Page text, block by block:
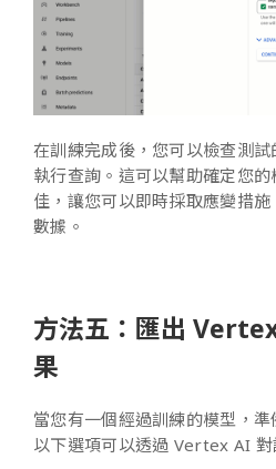
在訓練完成後，您可以檢查測
執行查詢。這可以幫助確定您
佳，讓您可以即時採取應變措
數據。
方法五：匯出
果
當您有一個經過訓練的模型，準
以下選項可以透過 Vertex AI 對